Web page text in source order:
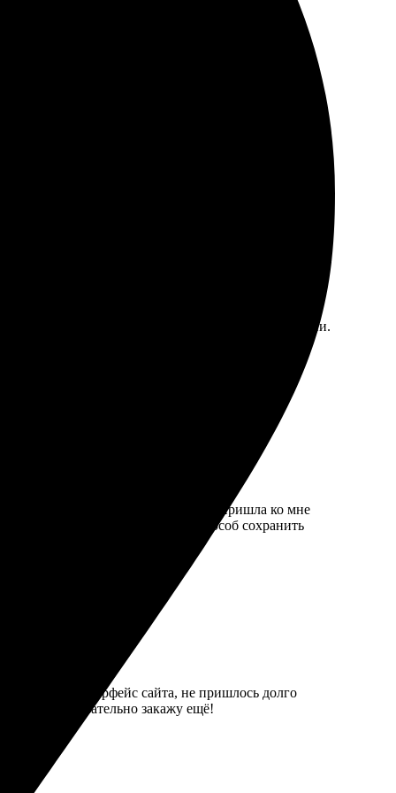
Шаблоны разнообразные, очень удобно.
все целое. Печать порадовала, цвета яркие и
Начала с выбора формата, загрузила фотографии.
печати и материалов на высоте! Очень
Ждала всего пару дней, и книга пришла ко мне
Убедилась, что это отличный способ сохранить
простой интерфейс сайта, не пришлось долго
Обязательно закажу ещё!